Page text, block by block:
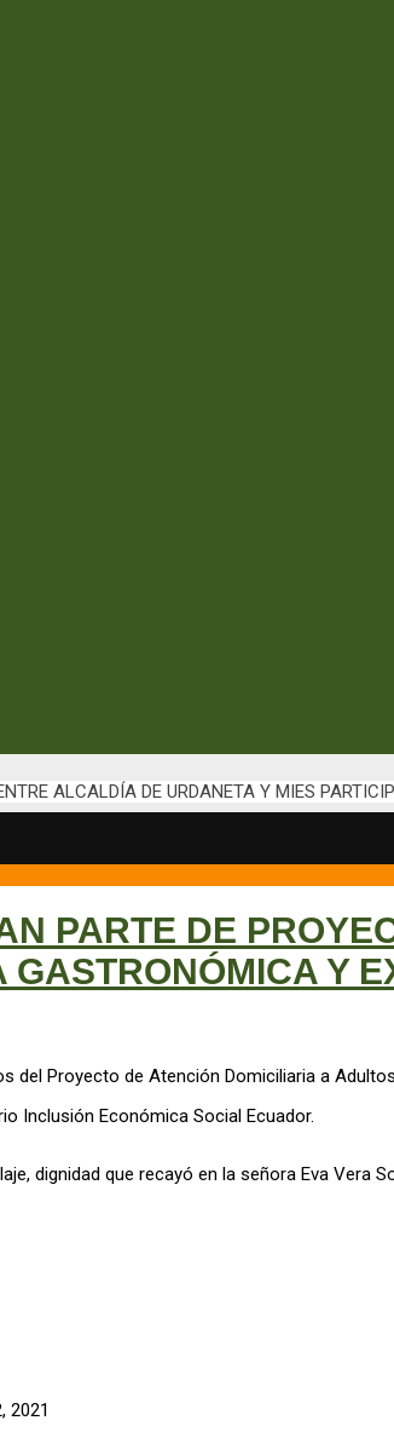
ALCALDÍA DE URDANETA Y MIES
PARTE DE
Y
Proyecto de Atención Domiciliaria a
Inclusión Económica Social Ecuador.
dignidad que recayó en la señora Eva Vera
2021